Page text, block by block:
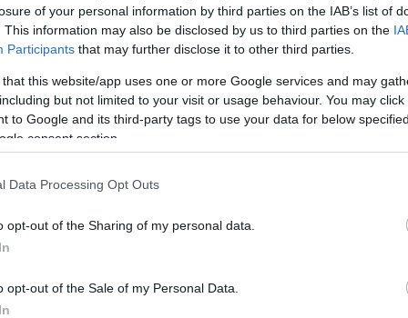
of your personal information by third parties on the IAB’s list of
This information may also be disclosed by us to third parties on the
Participants that may further disclose it to other third parties.
that this website/app uses one or more Google services and may
but not limited to your visit or usage behaviour. You may
to Google and its third-party tags to use your data for below
consent section.
Data Processing Opt Outs
opt-out of the Sharing of my personal data.
opt-out of the Sale of my Personal Data.
шатаадаг
илчлэг шатаах хүчирхэг сонголт бөгөөд ердөө 30
нь биеийн жин болон дасгалын эрчмээс хамаарна.
фитнессийн зорилгод нийцдэг. Эллипс хэлбэрийн
бүр нэмэгдүүлж, өөх тосны алдагдалыг хурдасгаж,
тулд өндөр эрчимтэй интервалтай дасгалыг
чадна. Энэ арга нь таны бодисын солилцооны
тохиолдолд жингийн тогтвортой
байдал нь хэрэглэгчдэд дасгалаа тохируулах
байхад фитнессийн янз бүрийн түвшинд